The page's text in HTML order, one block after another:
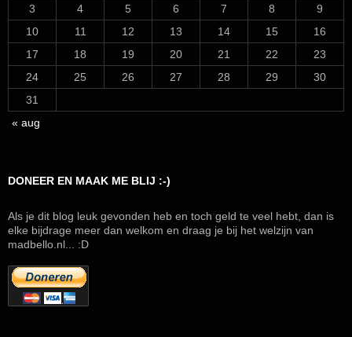
3
4 5 6 7 8
9
10
11 12 13 14 15
16
17
18 19 20 21 22
23
24
25 26 27 28 29
30
31
« aug
DONEER EN MAAK ME BLIJ :-)
Als je dit blog leuk gevonden heb en toch geld te veel hebt, dan is
elke bijdrage meer dan welkom en draag je bij het welzijn van
madbello.nl... :D